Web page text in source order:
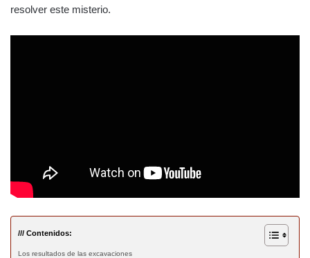
resolver este misterio.
/// Contenidos:
Los resultados de las excavaciones